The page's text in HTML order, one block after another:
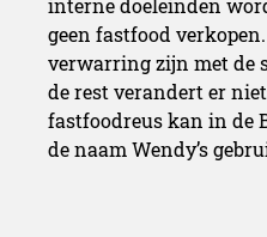
interne doeleinden
geen fastfood
verwarring zijn met de
de rest verandert er
fastfoodreus kan in de
de naam Wendy’s